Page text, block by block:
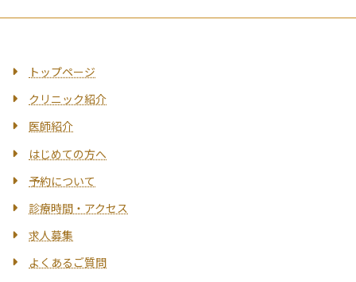
トップページ
クリニック紹介
医師紹介
はじめての方へ
予約について
診療時間・アクセス
求人募集
よくあるご質問